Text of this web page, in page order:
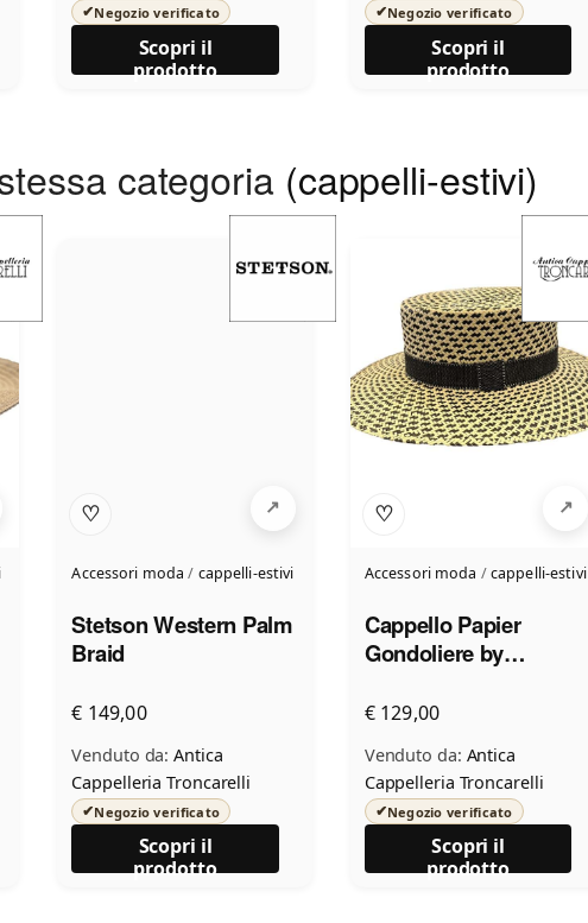
✔Negozio verificato
Scopri il
prodotto
✔Negozio verificato
Scopri il
prodotto
categoria (cappelli-estivi)
♡
Accessori moda / cappelli-estivi
Stetson Western Palm
Braid
€ 149,00
Venduto da: Antica
Cappelleria Troncarelli
✔Negozio verificato
Scopri il
prodotto
♡
Accessori moda /cappelli-estivi
Cappello Papier
Gondoliere by
€ 129,00
Venduto da: Antica
Cappelleria Troncarelli
✔Negozio verificato
Scopri il
prodotto